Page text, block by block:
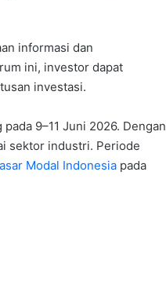
informasi dan
ini, investor dapat
investasi.
9–11 Juni 2026. Dengan
sektor industri. Periode
Modal Indonesia pada